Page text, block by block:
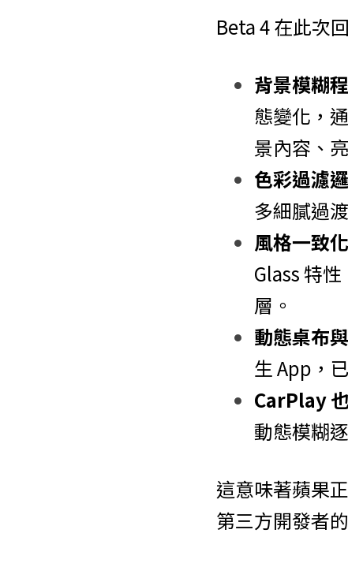
Beta 4 在此次
背景模糊
態變化，
景內容、
色彩過濾
多細膩過
風格一致化
Glass 特
層。
動態桌布
生 App，
CarPlay
動態模糊
這意味著蘋果
第三方開發者